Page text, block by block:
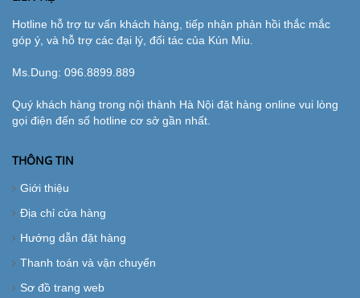
Hotline hỗ trợ tư vấn khách hàng, tiếp nhận phản hồi thắc mắc
góp ý, và hỗ trợ các đại lý, đối tác của Kún Miu.
Ms.Dung: 096.8899.889
Quý khách hàng trong nội thành Hà Nội đặt hàng online vui lòng
gọi điện đến số hotline cơ sở gần nhất.
THÔNG TIN
Giới thiệu
Địa chỉ cửa hàng
Hướng dẫn đặt hàng
Thanh toán và vận chuyển
Sơ đồ trang web